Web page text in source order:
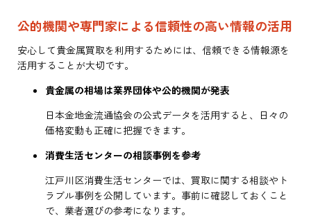
公的機関や専門家による信頼性の高い情報の活用
安心して貴金属買取を利用するためには、信頼できる情報源を
活用することが大切です。
貴金属の相場は業界団体や公的機関が発表
日本金地金流通協会の公式データを活用すると、日々の
価格変動も正確に把握できます。
消費生活センターの相談事例を参考
江戸川区消費生活センターでは、買取に関する相談やト
ラブル事例を公開しています。事前に確認しておくこと
で、業者選びの参考になります。